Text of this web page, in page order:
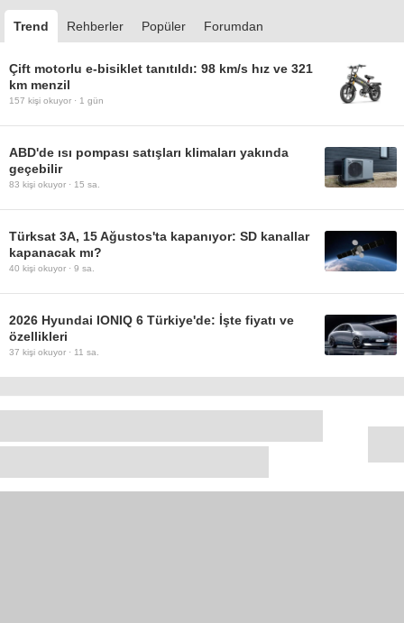
Trend Rehberler Popüler Forumdan
Çift motorlu e-bisiklet tanıtıldı: 98 km/s hız ve 321
km menzil
157 kişi okuyor · 1 gün
ABD'de ısı pompası satışları klimaları yakında
geçebilir
83 kişi okuyor · 15 sa.
Türksat 3A, 15 Ağustos'ta kapanıyor: SD kanallar
kapanacak mı?
40 kişi okuyor · 9 sa.
2026 Hyundai IONIQ 6 Türkiye'de: İşte fiyatı ve
özellikleri
37 kişi okuyor · 11 sa.